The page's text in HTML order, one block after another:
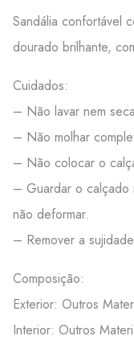
Sandália confortável
dourado brilhante,
Cuidados:
– Não lavar nem
– Não molhar
– Não colocar o
– Guardar o calçado
não deformar.
– Remover a
Composição:
Exterior: Outros
Interior: Outros